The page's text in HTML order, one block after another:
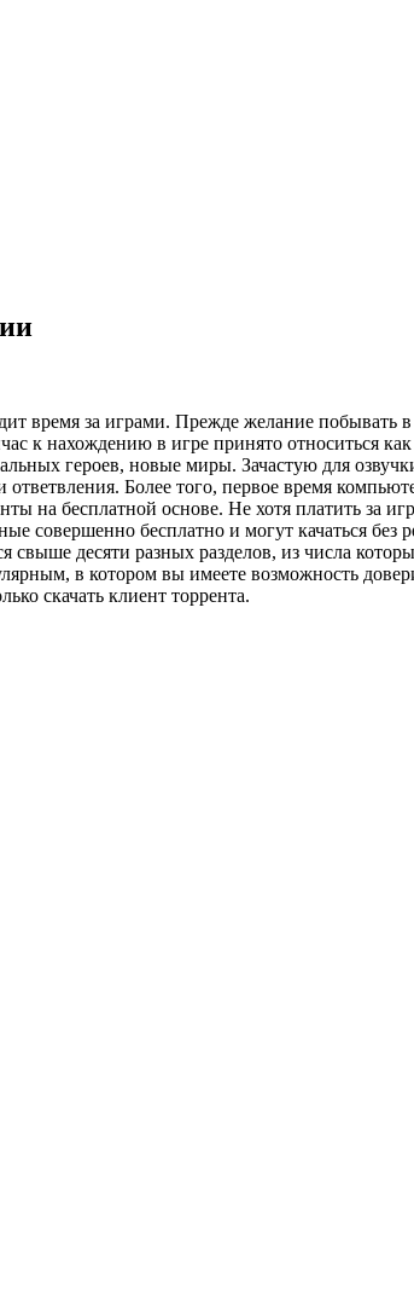
время за играми. Прежде желание
к нахождению в игре принято относиться
героев, новые миры. Зачастую для
Более того, первое время
на бесплатной основе. Не хотя платить за
совершенно бесплатно и могут качаться
десяти разных разделов, из числа
в котором вы имеете возможность
скачать клиент торрента.